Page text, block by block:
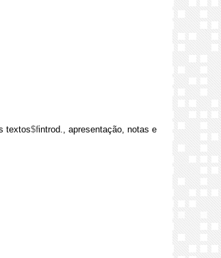
textos$fintrod., apresentação, notas e